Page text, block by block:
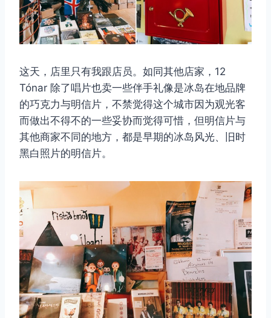
这天，店里只有我跟店员。如同其他店家，12
Tónar 除了唱片也卖一些伴手礼像是冰岛在地品牌
的巧克力与明信片，不禁觉得这个城市因为观光客
而做出不得不的一些妥协而觉得可惜，但明信片与
其他商家不同的地方，都是早期的冰岛风光、旧时
黑白照片的明信片。